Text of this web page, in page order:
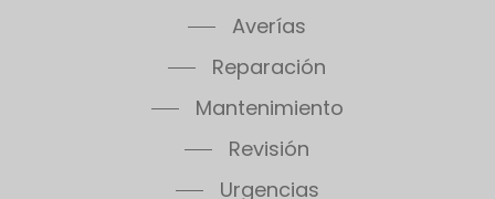
Averías
Reparación
Mantenimiento
Revisión
Urgencias